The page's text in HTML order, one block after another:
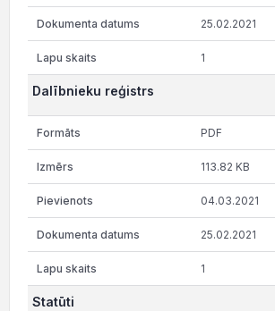
25.02.2021
1
Dalībnieku reģistrs
PDF
113.82 KB
04.03.2021
25.02.2021
1
Statūti